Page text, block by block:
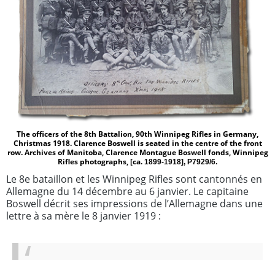
The officers of the 8th Battalion, 90th Winnipeg Rifles in Germany,
Christmas 1918. Clarence Boswell is seated in the centre of the front
row. Archives of Manitoba, Clarence Montague Boswell fonds, Winnipeg
Rifles photographs, [ca. 1899-1918], P7929/6.
Le 8e bataillon et les Winnipeg Rifles sont cantonnés en
Allemagne du 14 décembre au 6 janvier. Le capitaine
Boswell décrit ses impressions de l’Allemagne dans une
lettre à sa mère le 8 janvier 1919 :